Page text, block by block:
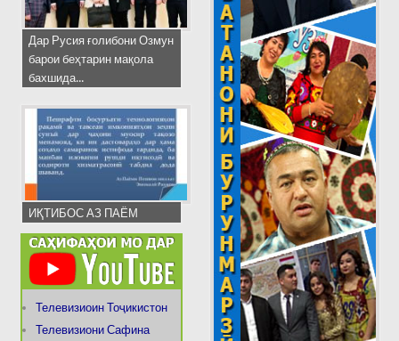
Дар Русия ғолибони Озмун
барои беҳтарин мақола
бахшида...
ИҚТИБОС АЗ ПАЁМ
Телевизиоин Тоҷикистон
Телевизиони Сафина